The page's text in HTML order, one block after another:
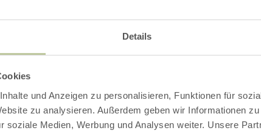
Details
und Anzeigen zu personalisieren, Funktionen für
zu analysieren. Außerdem geben wir Informationen
soziale Medien, Werbung und Analysen weiter. Unsere